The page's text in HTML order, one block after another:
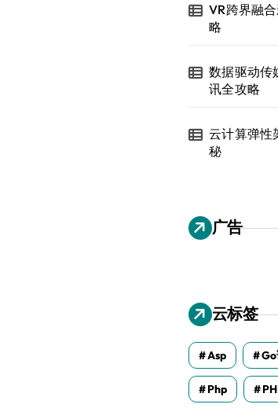
VR跨界融
略
数据驱动传
讯全攻略
云计算弹性
秘
广告
云标签
Asp
Php